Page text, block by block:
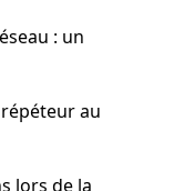
: un
au
lors de la